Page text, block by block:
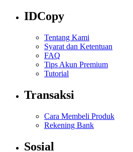
IDCopy
Tentang Kami
Syarat dan Ketentuan
FAQ
Tips Akun Premium
Tutorial
Transaksi
Cara Membeli Produk
Rekening Bank
Sosial